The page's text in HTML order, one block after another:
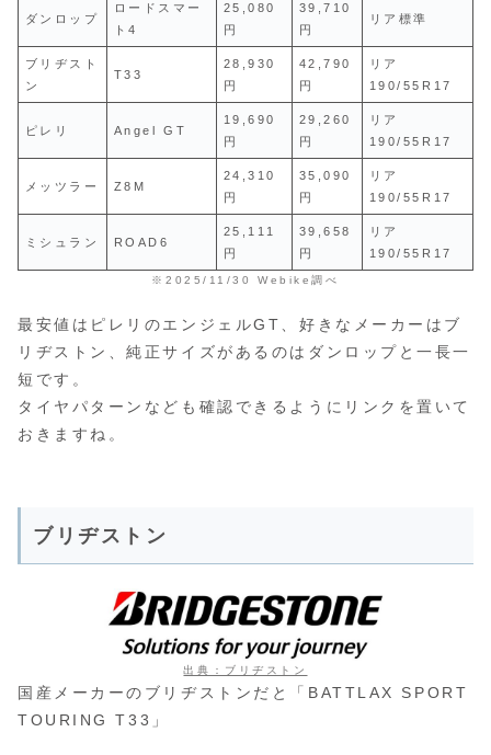
ダンロップ
ロードスマー
ト4
25,080
円
39,710
円
リア標準
ブリヂスト
ン
T33
28,930
円
42,790
円
リア
190/55R17
ピレリ Angel GT
19,690
円
29,260
円
リア
190/55R17
メッツラー Z8M
24,310
円
35,090
円
リア
190/55R17
ミシュラン ROAD6
25,111
円
39,658
円
リア
190/55R17
※2025/11/30 Webike調べ
最安値はピレリのエンジェルGT、好きなメーカーはブ
リヂストン、純正サイズがあるのはダンロップと一長一
短です。
タイヤパターンなども確認できるようにリンクを置いて
おきますね。
ブリヂストン
出典：ブリヂストン
国産メーカーのブリヂストンだと「BATTLAX SPORT
TOURING T33」